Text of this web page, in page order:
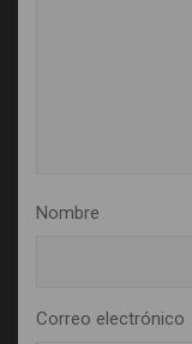
Nombre
Correo electrónico